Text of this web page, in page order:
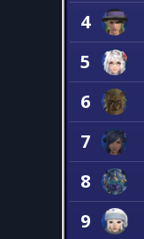
4
5
6
7
8
9